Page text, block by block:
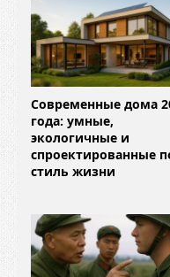
Современные дома
года: умные,
экологичные и
спроектированные
стиль жизни